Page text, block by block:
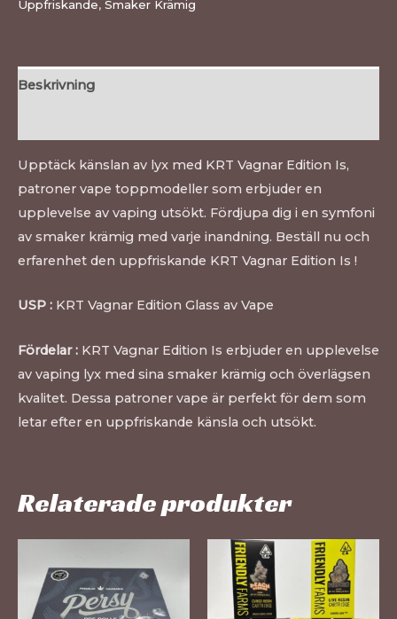
Uppfriskande, Smaker Krämig
Beskrivning
Upptäck känslan av lyx med KRT Vagnar Edition Is,
patroner vape toppmodeller som erbjuder en
upplevelse av vaping utsökt. Fördjupa dig i en symfoni
av smaker krämig med varje inandning. Beställ nu och
erfarenhet den uppfriskande KRT Vagnar Edition Is !
USP : KRT Vagnar Edition Glass av Vape
Fördelar : KRT Vagnar Edition Is erbjuder en upplevelse
av vaping lyx med sina smaker krämig och överlägsen
kvalitet. Dessa patroner vape är perfekt för dem som
letar efter en uppfriskande känsla och utsökt.
Relaterade produkter